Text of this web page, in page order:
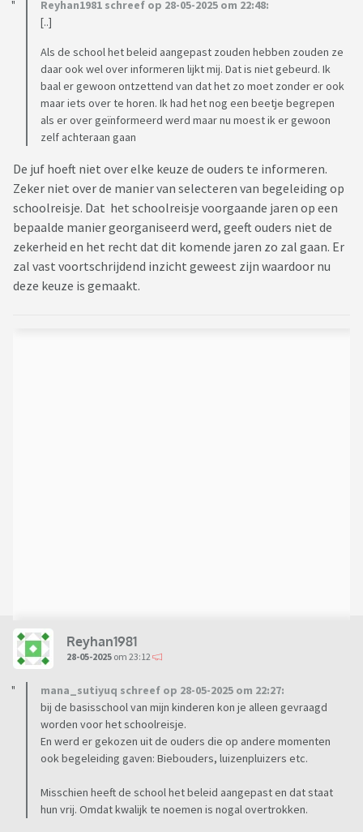
Reyhan1981 schreef op 28-05-2025 om 22:48:
[..]
Als de school het beleid aangepast zouden hebben zouden ze
daar ook wel over informeren lijkt mij. Dat is niet gebeurd. Ik
baal er gewoon ontzettend van dat het zo moet zonder er ook
maar iets over te horen. Ik had het nog een beetje begrepen
als er over geïnformeerd werd maar nu moest ik er gewoon
zelf achteraan gaan
De juf hoeft niet over elke keuze de ouders te informeren.
Zeker niet over de manier van selecteren van begeleiding op
schoolreisje. Dat het schoolreisje voorgaande jaren op een
bepaalde manier georganiseerd werd, geeft ouders niet de
zekerheid en het recht dat dit komende jaren zo zal gaan. Er
zal vast voortschrijdend inzicht geweest zijn waardoor nu
deze keuze is gemaakt.
Reyhan1981
28-05-2025 om 23:12
mana_sutiyuq schreef op 28-05-2025 om 22:27:
bij de basisschool van mijn kinderen kon je alleen gevraagd
worden voor het schoolreisje.
En werd er gekozen uit de ouders die op andere momenten
ook begeleiding gaven: Biebouders, luizenpluizers etc.
Misschien heeft de school het beleid aangepast en dat staat
hun vrij. Omdat kwalijk te noemen is nogal overtrokken.